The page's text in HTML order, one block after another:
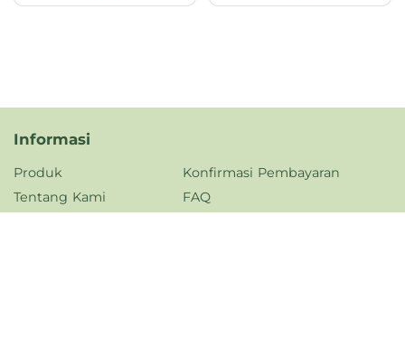
Informasi
Produk
Tentang Kami
Konfirmasi Pembayaran
FAQ